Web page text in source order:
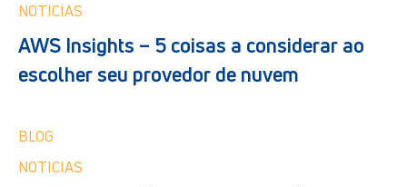
NOTICIAS
AWS Insights – 5 coisas a considerar ao
escolher seu provedor de nuvem
BLOG
NOTICIAS